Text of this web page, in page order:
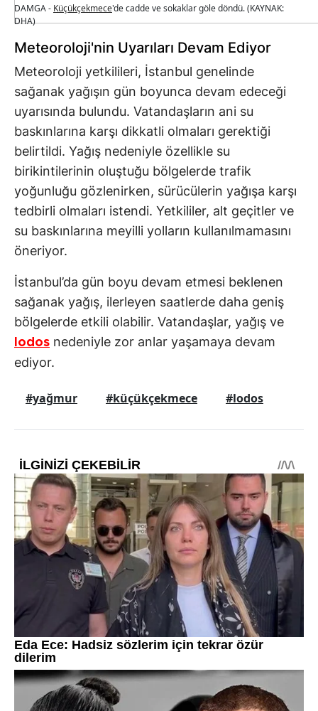
DAMGA - Küçükçekmece'de cadde ve sokaklar göle döndü. (KAYNAK:
DHA)
Meteoroloji'nin Uyarıları Devam Ediyor
Meteoroloji yetkilileri, İstanbul genelinde
sağanak yağışın gün boyunca devam edeceği
uyarısında bulundu. Vatandaşların ani su
baskınlarına karşı dikkatli olmaları gerektiği
belirtildi. Yağış nedeniyle özellikle su
birikintilerinin oluştuğu bölgelerde trafik
yoğunluğu gözlenirken, sürücülerin yağışa karşı
tedbirli olmaları istendi. Yetkililer, alt geçitler ve
su baskınlarına meyilli yolların kullanılmamasını
öneriyor.
İstanbul’da gün boyu devam etmesi beklenen
sağanak yağış, ilerleyen saatlerde daha geniş
bölgelerde etkili olabilir. Vatandaşlar, yağış ve
lodos nedeniyle zor anlar yaşamaya devam
ediyor.
#yağmur #küçükçekmece #lodos